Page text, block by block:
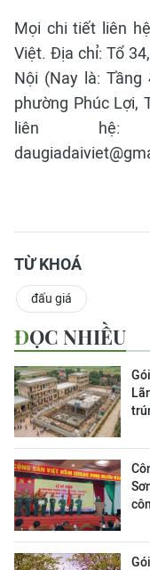
Mọi chi tiết liên
Việt. Địa chỉ: Tổ
Nội (Nay là:
phường Phúc Lợi,
liên hệ:
TỪ KHOÁ
đấu giá
ĐỌC NHIỀU